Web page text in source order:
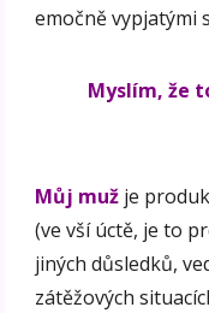
emočně vypjatými
Myslím, že
Můj muž je
(ve vší úctě, je to
jiných důsledků,
zátěžových